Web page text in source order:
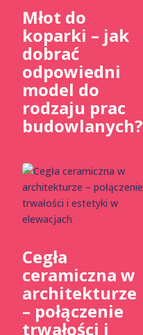
Młot do
koparki – jak
dobrać
odpowiedni
model do
rodzaju prac
budowlanych?
Cegła
ceramiczna w
architekturze
– połączenie
trwałości i